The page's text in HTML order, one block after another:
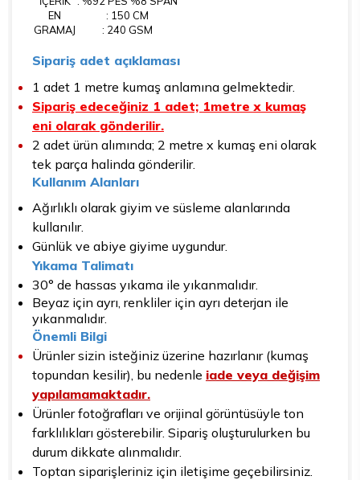
EN
: 150 CM
GRAMAJ
: 240 GSM
Sipariş adet açıklaması
1 adet 1 metre kumaş anlamına gelmektedir.
Sipariş edeceğiniz 1 adet; 1metre x kumaş
eni olarak gönderilir.
2 adet ürün alımında; 2 metre x kumaş eni olarak
tek parça halinda gönderilir.
Kullanım Alanları
Ağırlıklı olarak giyim ve süsleme alanlarında
kullanılır.
Günlük ve abiye giyime uygundur.
Yıkama Talimatı
30° de hassas yıkama ile yıkanmalıdır.
Beyaz için ayrı, renkliler için ayrı deterjan ile
yıkanmalıdır.
Önemli Bilgi
Ürünler sizin isteğiniz üzerine hazırlanır (kumaş
topundan kesilir), bu nedenle iade veya değişim
yapılamamaktadır.
Ürünler fotoğrafları ve orijinal görüntüsüyle ton
farklılıkları gösterebilir. Sipariş oluşturulurken bu
durum dikkate alınmalıdır.
Toptan siparişleriniz için iletişime geçebilirsiniz.